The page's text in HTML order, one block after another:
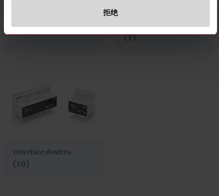
拒绝
devices
(1)
Interface devices
(10)